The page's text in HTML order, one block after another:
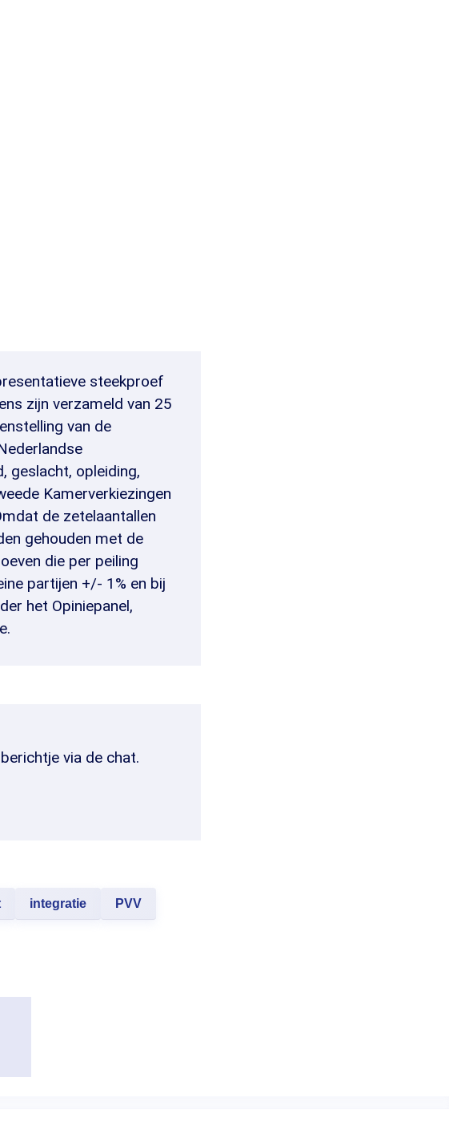
steekproef
zijn verzameld van 25
van de
geslacht, opleiding,
Kamerverkiezingen
de zetelaantallen
gehouden met de
die per peiling
partijen +/- 1% en bij
het Opiniepanel,
via de chat.
integratie PVV